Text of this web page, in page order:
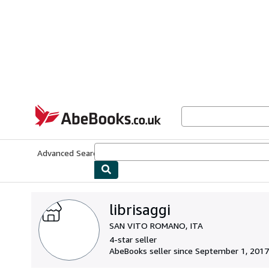
AbeBooks.co.uk
Advanced Search
librisaggi
SAN VITO ROMANO, ITA
4-star seller
AbeBooks seller since September 1, 2017